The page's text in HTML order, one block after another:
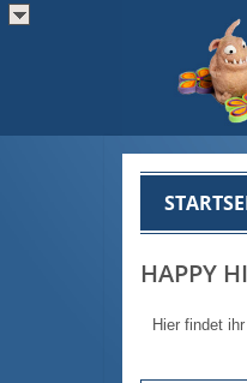
HAPPY
Hier findet